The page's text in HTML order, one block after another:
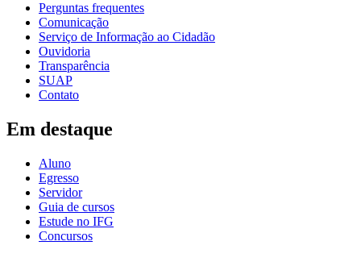
Perguntas frequentes
Comunicação
Serviço de Informação ao Cidadão
Ouvidoria
Transparência
SUAP
Contato
Em destaque
Aluno
Egresso
Servidor
Guia de cursos
Estude no IFG
Concursos